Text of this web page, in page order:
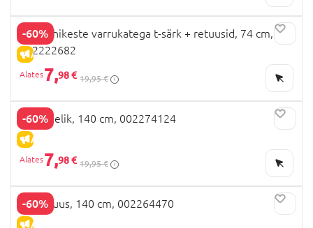
-60%
ALLAHINDLUS
OVS lühikeste varrukatega t-särk + retuusid, 74 cm,
002222682
7,98 € 19,95 €
-60%
ALLAHINDLUS
OVS seelik, 140 cm, 002274124
7,98 € 19,95 €
-60%
ALLAHINDLUS
OVS pluus, 140 cm, 002264470